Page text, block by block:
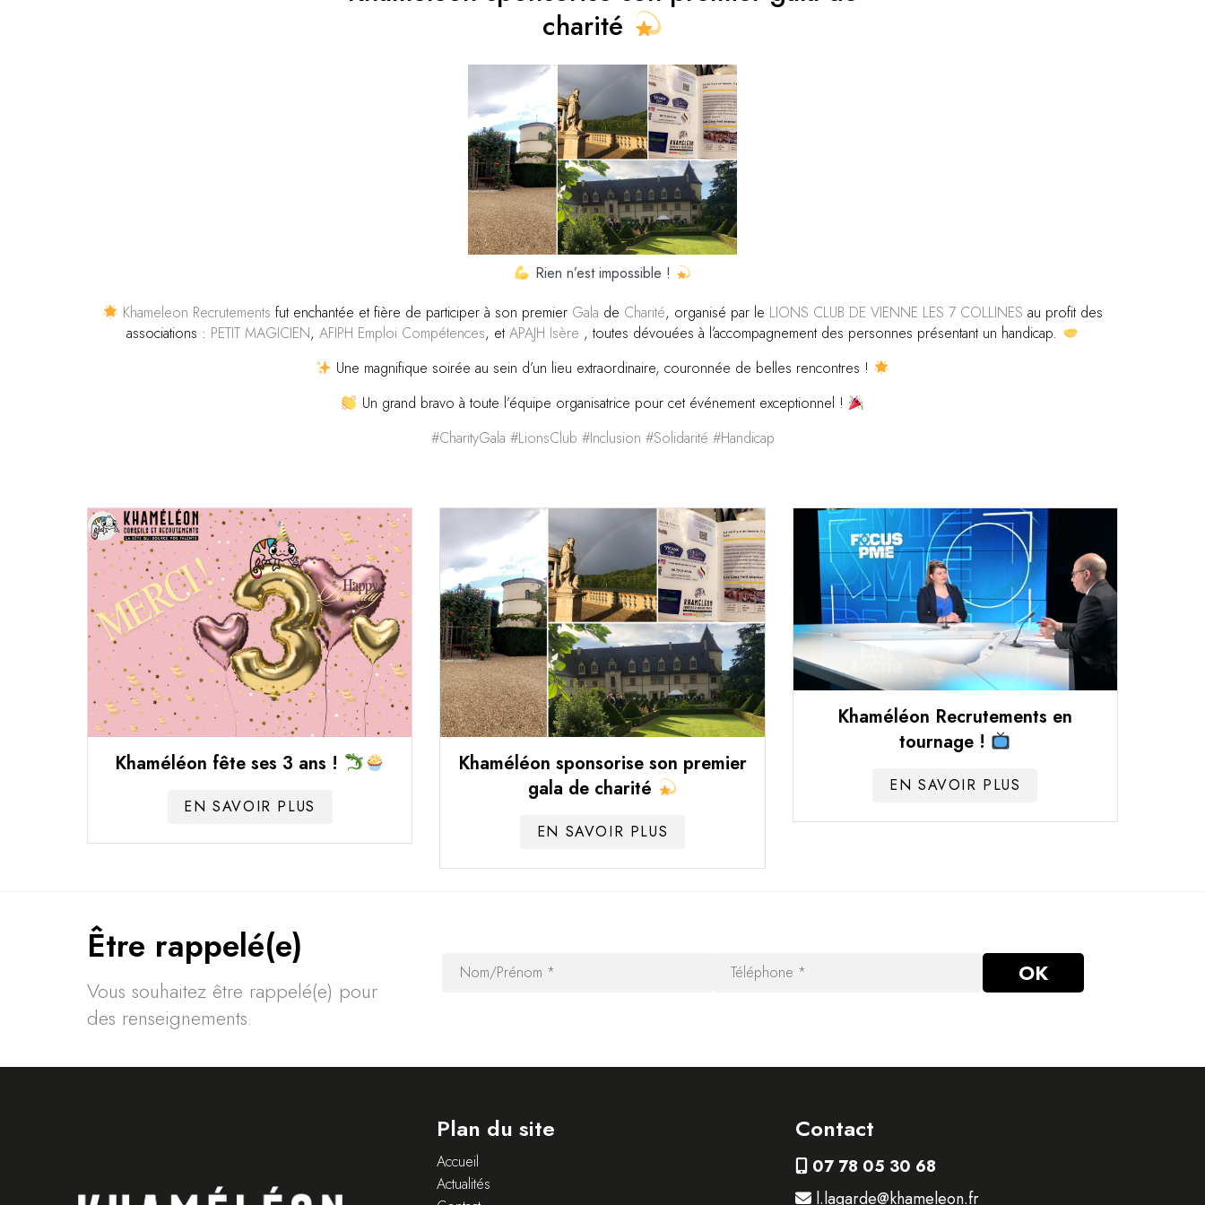
charité
Rien n’est impossible !
Khameleon Recrutements fut enchantée et fière de participer à son premier Gala de Charité, organisé par le LIONS CLUB DE VIENNE LES 7 COLLINES au profit des
associations : PETIT MAGICIEN,AFIPH Emploi Compétences, etAPAJH Isère , toutes dévouées à l’accompagnement des personnes présentant un handicap.
Une magnifique soirée au sein d’un lieu extraordinaire, couronnée de belles rencontres !
Un grand bravo à toute l’équipe organisatrice pour cet événement exceptionnel !
#CharityGala #LionsClub #Inclusion #Solidarité #Handicap
Khaméléon fête ses 3 ans !
EN SAVOIR PLUS
Khaméléon sponsorise son premier
gala de charité
EN SAVOIR PLUS
Khaméléon Recrutements en
tournage !
EN SAVOIR PLUS
Être rappelé(e)
Vous souhaitez être rappelé(e) pour
des renseignements.
Plan du site
Accueil
Actualités
Contact
07 78 05 30 68
l.lagarde@khameleon.fr